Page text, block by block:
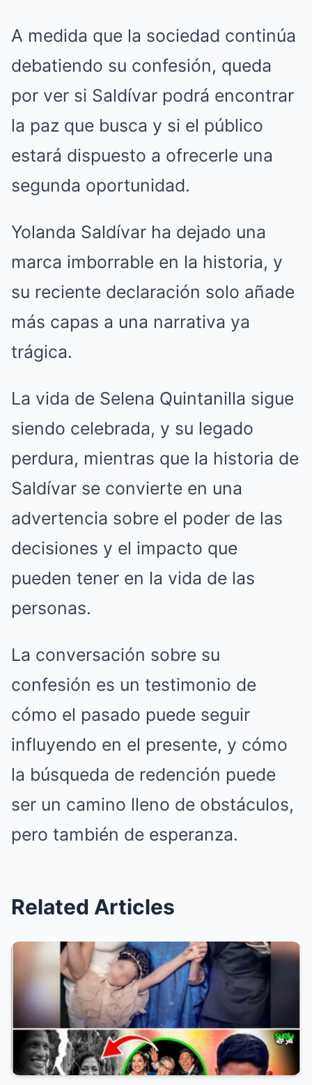
A medida que la sociedad continúa
debatiendo su confesión, queda
por ver si Saldívar podrá encontrar
la paz que busca y si el público
estará dispuesto a ofrecerle una
segunda oportunidad.
Yolanda Saldívar ha dejado una
marca imborrable en la historia, y
su reciente declaración solo añade
más capas a una narrativa ya
trágica.
La vida de Selena Quintanilla sigue
siendo celebrada, y su legado
perdura, mientras que la historia de
Saldívar se convierte en una
advertencia sobre el poder de las
decisiones y el impacto que
pueden tener en la vida de las
personas.
La conversación sobre su
confesión es un testimonio de
cómo el pasado puede seguir
influyendo en el presente, y cómo
la búsqueda de redención puede
ser un camino lleno de obstáculos,
pero también de esperanza.
Related Articles